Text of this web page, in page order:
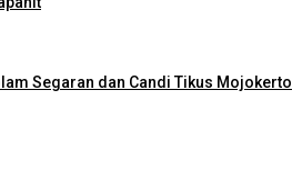
Segaran dan Candi Tikus Mojokerto